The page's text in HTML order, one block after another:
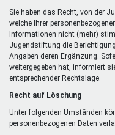
Sie haben das Recht, von der
welche Ihrer
Informationen nicht (mehr)
Jugendstiftung die
Angaben deren Ergänzung.
weitergegeben hat, informiert
entsprechender Rechtslage.
Recht auf Löschung
Unter folgenden Umständen
personenbezogenen Daten